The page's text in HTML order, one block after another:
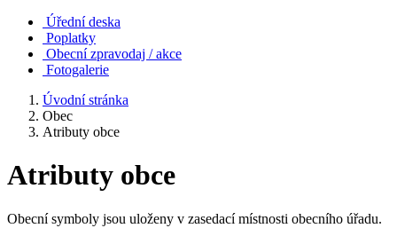
Úřední deska
Poplatky
Obecní zpravodaj / akce
Fotogalerie
Úvodní stránka
Obec
Atributy obce
Atributy obce
Obecní symboly jsou uloženy v zasedací místnosti obecního úřadu.